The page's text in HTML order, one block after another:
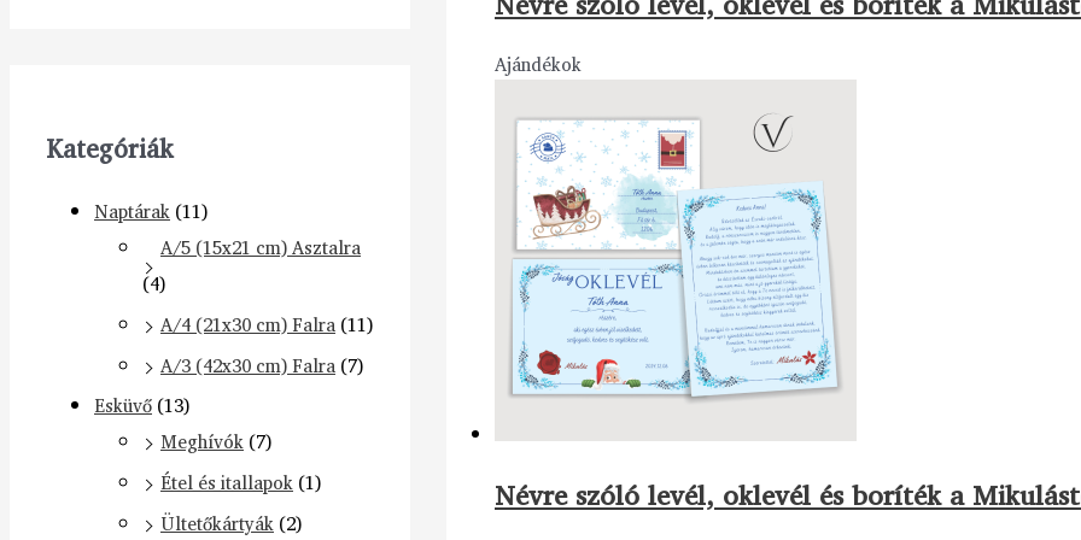
Kategóriák
Naptárak (11)
A/5 (15x21 cm) Asztalra
(4)
A/4 (21x30 cm) Falra (11)
A/3 (42x30 cm) Falra (7)
Esküvő (13)
Meghívók (7)
Étel és itallapok (1)
Ültetőkártyák (2)
Ajándékok
Névre szóló levél, oklevél és boríték a